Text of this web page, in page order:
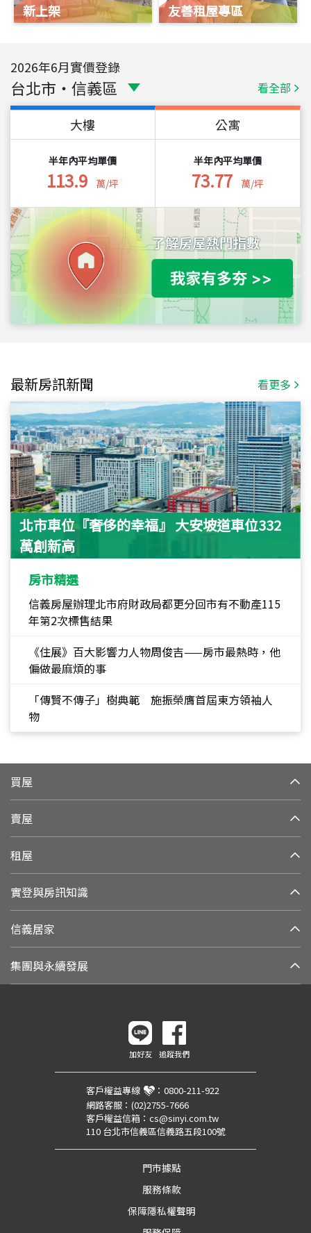
新上架 友善租屋專區
2026年6月實價登錄
台北市 ・ 信義區 看全部
大樓
半年內平均單價
113.9 萬/坪
公寓
半年內平均單價
73.77 萬/坪
最新房訊新聞 看更多
北市車位『奢侈的幸福』 大安坡道車位332
萬創新高
房市精選
信義房屋辦理北市府財政局都更分回市有不動產115
年第2次標售結果
《住展》百大影響力人物周俊吉——房市最熱時，他
偏做最麻煩的事
「傳賢不傳子」樹典範 施振榮膺首屆東方領袖人
物
買屋
賣屋
租屋
實登與房訊知識
信義居家
集團與永續發展
加好友 追蹤我們
客戶權益專線 ： 0800-211-922
網路客服： (02)2755-7666
客戶權益信箱： cs@sinyi.com.tw
110 台北市信義區信義路五段100號
門市據點
服務條款
保障隱私權聲明